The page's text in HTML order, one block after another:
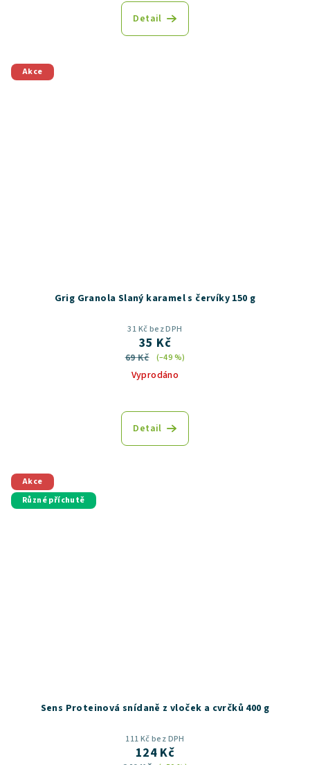
Detail
Akce
Grig Granola Slaný karamel s červíky 150 g
31 Kč bez DPH
35 Kč
69 Kč (–49 %)
Vyprodáno
Detail
Akce
Různé příchutě
Sens Proteinová snídaně z vloček a cvrčků 400 g
111 Kč bez DPH
124 Kč